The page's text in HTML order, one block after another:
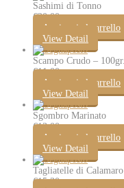
Sashimi di Tonno
€20.00
Aggiungi al carrello
View Detail
Scampo Crudo – 100gr.
€11.00
Aggiungi al carrello
View Detail
Sgombro Marinato
€13.00
Aggiungi al carrello
View Detail
Tagliatelle di Calamaro
€15.30